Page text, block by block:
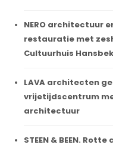
NERO architectuur
restauratie met
Cultuurhuis
LAVA architecten
vrijetijdscentrum
architectuur
STEEN & BEEN.